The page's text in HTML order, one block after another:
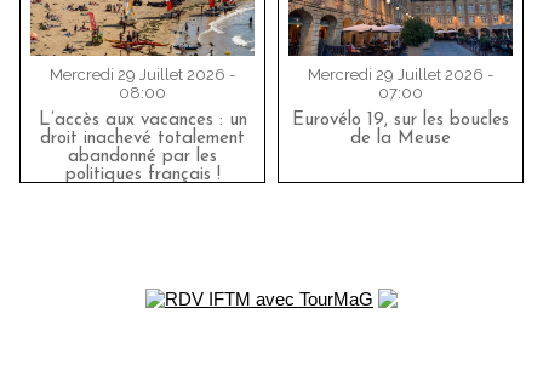
Mercredi 29 Juillet 2026 -
08:00
L’accès aux vacances : un
droit inachevé totalement
abandonné par les
politiques français !
Mercredi 29 Juillet 2026 -
07:00
Eurovélo 19, sur les boucles
de la Meuse